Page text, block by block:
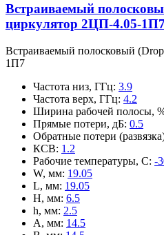
Встраиваемый
циркулятор 2ЦП-4.05-1П7
Встраиваемый полосковый
1П7
Частота низ, ГГц: 3.9
Частота верх, ГГц: 4.2
Ширина рабочей полосы,
Прямые потери, дБ: 0.5
Обратные потери
КСВ: 1.2
Рабочие температуры, С: -
W, мм: 19.05
L, мм: 19.05
H, мм: 6.5
h, мм: 2.5
A, мм: 14.5